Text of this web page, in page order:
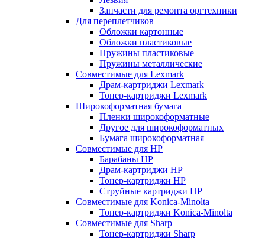
Запчасти для ремонта оргтехники
Для переплетчиков
Обложки картонные
Обложки пластиковые
Пружины пластиковые
Пружины металлические
Совместимые для Lexmark
Драм-картриджи Lexmark
Тонер-картриджи Lexmark
Широкоформатная бумага
Пленки широкоформатные
Другое для широкоформатных
Бумага широкоформатная
Совместимые для HP
Барабаны HP
Драм-картриджи HP
Тонер-картриджи HP
Струйные картриджи HP
Совместимые для Konica-Minolta
Тонер-картриджи Konica-Minolta
Совместимые для Sharp
Тонер-картриджи Sharp